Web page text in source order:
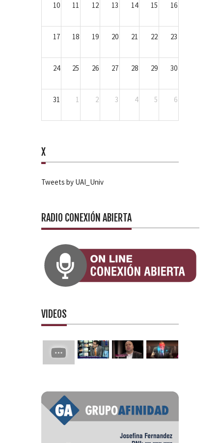
10 11 12 13 14 15 16
17 18 19 20 21 22 23
24 25 26 27 28 29 30
31 1 2 3 4 5 6
X
Tweets by UAI_Univ
RADIO CONEXIÓN ABIERTA
VIDEOS